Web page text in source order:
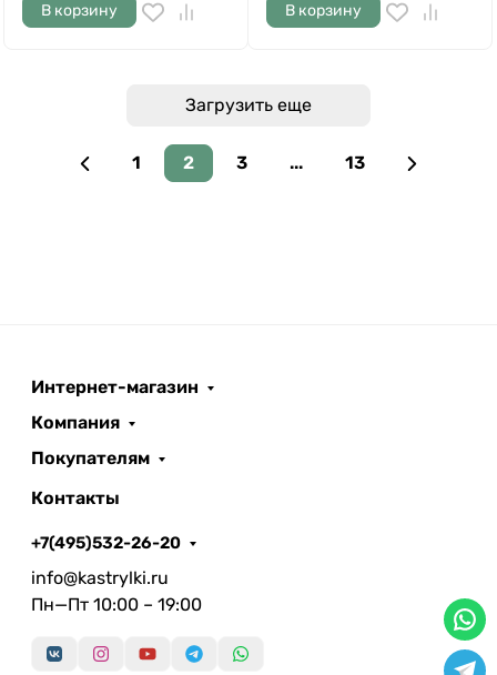
В корзину В корзину
Загрузить еще
1 2 3 ... 13
Интернет-магазин
Компания
Покупателям
Контакты
+7(495)532-26-20
info@kastrylki.ru
Пн—Пт 10:00 – 19:00